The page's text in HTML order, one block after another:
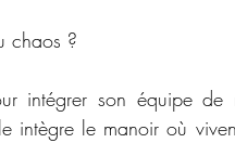
chaos ?
intégrer son équipe de
intègre le manoir où